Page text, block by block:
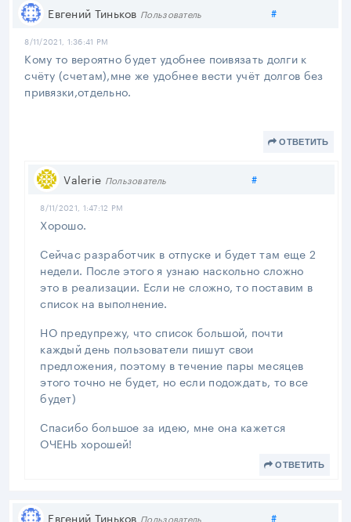
Евгений Тиньков Пользователь #Поделиться
8/11/2021, 1:36:41 PM
Кому то вероятно будет удобнее поивязать долги к
счёту (счетам),мне же удобнее вести учёт долгов без
привязки,отдельно.
ОТВЕТИТЬ
Valerie Пользователь #Поделиться
8/11/2021, 1:47:12 PM
Хорошо.
Сейчас разработчик в отпуске и будет там еще 2
недели. После этого я узнаю наскольно сложно
это в реализации. Если не сложно, то поставим в
список на выполнение.
НО предупрежу, что список большой, почти
каждый день пользователи пишут свои
предложения, поэтому в течение пары месяцев
этого точно не будет, но если подождать, то все
будет)
Спасибо большое за идею, мне она кажется
ОЧЕНЬ хорошей!
ОТВЕТИТЬ
Евгений Тиньков Пользователь #Поделиться